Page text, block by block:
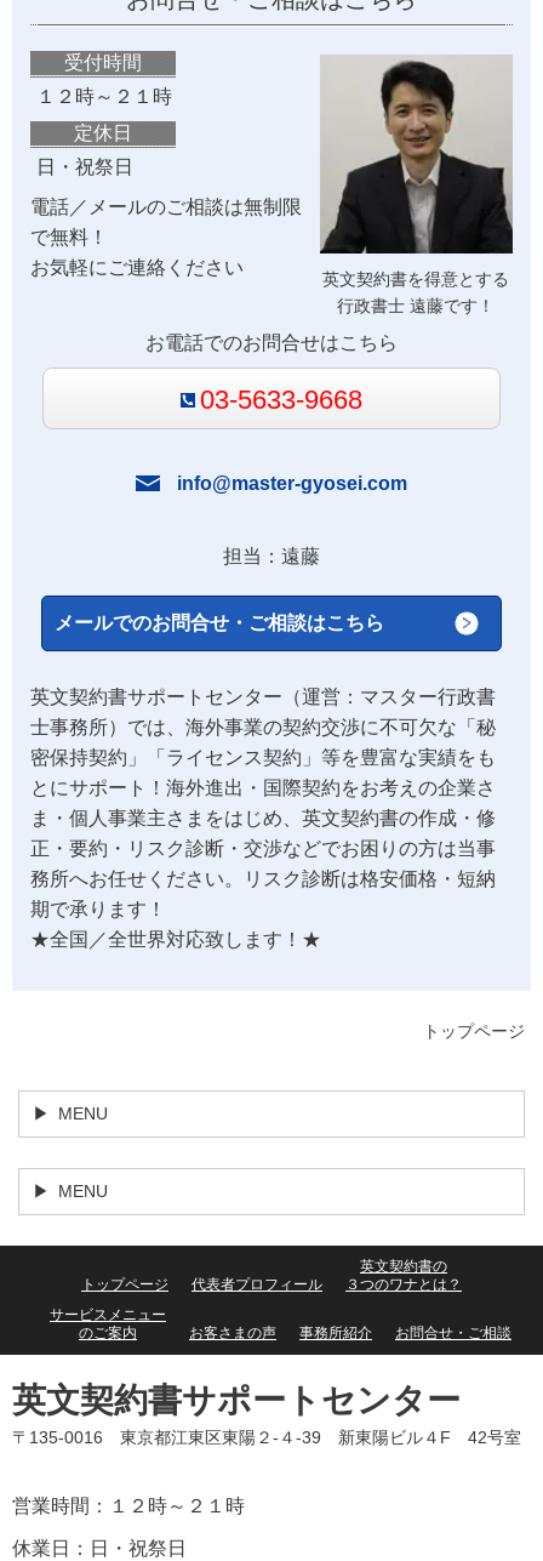
英文契約書を得意とする
行政書士 遠藤です！
受付時間
１２時～２１時
定休日
日・祝祭日
電話／メールのご相談は無制限
で無料！
お気軽にご連絡ください
お電話でのお問合せはこちら
03-5633-9668
info@master-gyosei.com
担当：遠藤
メールでのお問合せ・ご相談はこちら
英文契約書サポートセンター（運営：マスター行政書
士事務所）では、海外事業の契約交渉に不可欠な「秘
密保持契約」「ライセンス契約」等を豊富な実績をも
とにサポート！海外進出・国際契約をお考えの企業さ
ま・個人事業主さまをはじめ、英文契約書の作成・修
正・要約・リスク診断・交渉などでお困りの方は当事
務所へお任せください。リスク診断は格安価格・短納
期で承ります！
★全国／全世界対応致します！★
トップページ
MENU
MENU
トップページ 代表者プロフィール
英文契約書の
３つのワナとは？
サービスメニュー
のご案内
お客さまの声 事務所紹介 お問合せ・ご相談
英文契約書サポートセンター
〒135-0016 東京都江東区東陽２-４-39 新東陽ビル４F 42号室
営業時間：１２時～２１時
休業日：日・祝祭日